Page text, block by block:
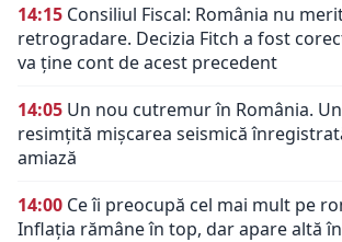
14:15 Consiliul Fiscal: România nu
retrogradare. Decizia Fitch a fost
va ține cont de acest precedent
14:05 Un nou cutremur în România.
resimțită mișcarea seismică
amiază
14:00 Ce îi preocupă cel mai mult pe
Inflația rămâne în top, dar apare altă